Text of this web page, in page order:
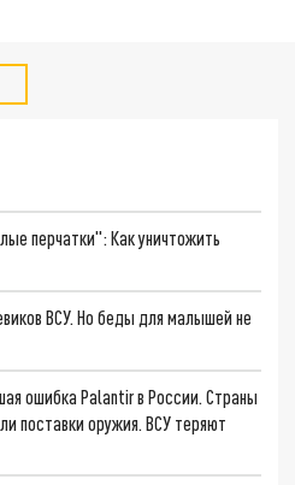
перчатки": Как уничтожить
ВСУ. Но беды для малышей не
ошибка Palantir в России. Страны
поставки оружия. ВСУ теряют